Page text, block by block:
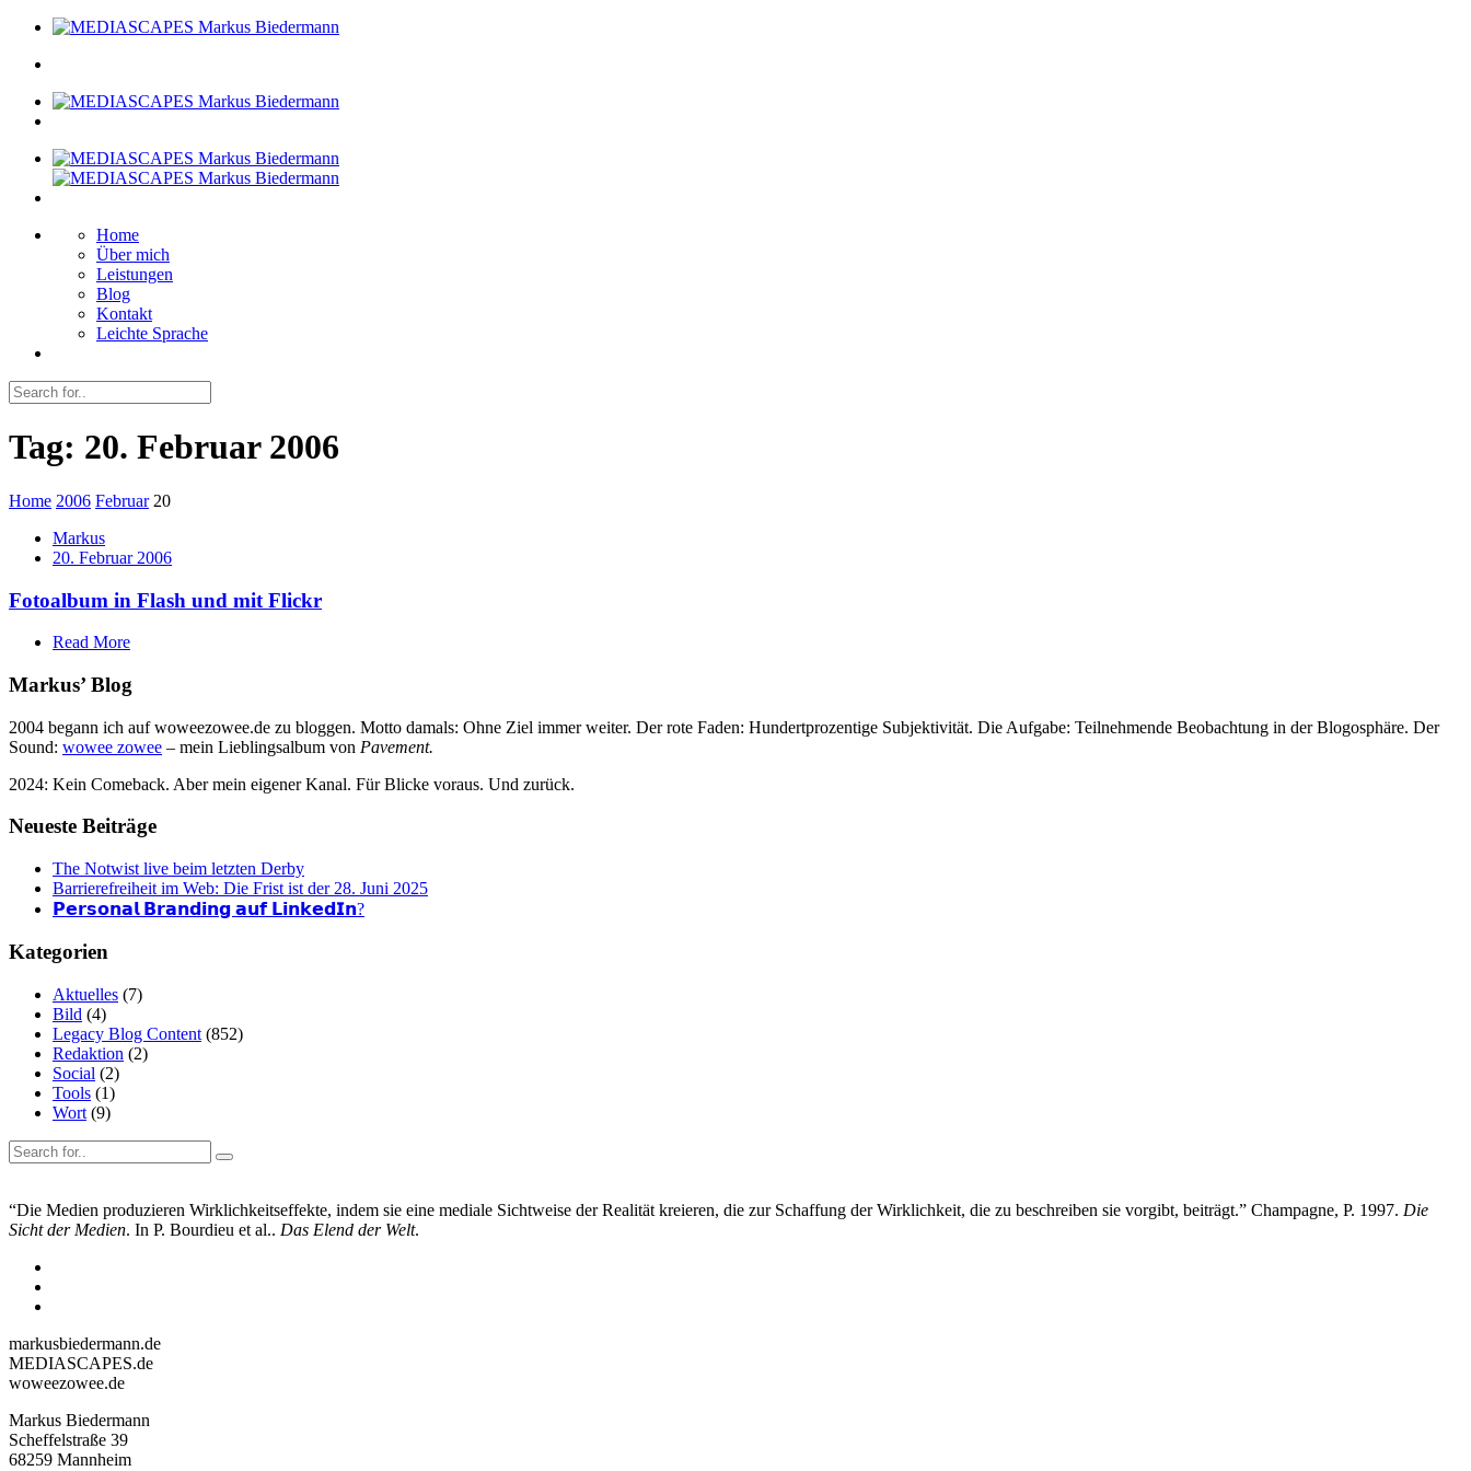
Home
Über mich
Leistungen
Blog
Kontakt
Leichte Sprache
Tag: 20. Februar 2006
Home 2006 Februar 20
Markus
20. Februar 2006
Fotoalbum in Flash und mit Flickr
Read More
Markus’ Blog
2004 begann ich auf woweezowee.de zu bloggen. Motto damals: Ohne Ziel immer weiter. Der rote Faden: Hundertprozentige Subjektivität. Die Aufgabe: Teilnehmende Beobachtung in der Blogosphäre. Der
Sound: wowee zowee – mein Lieblingsalbum von Pavement.
2024: Kein Comeback. Aber mein eigener Kanal. Für Blicke voraus. Und zurück.
Neueste Beiträge
The Notwist live beim letzten Derby
Barrierefreiheit im Web: Die Frist ist der 28. Juni 2025
𝗣𝗲𝗿𝘀𝗼𝗻𝗮𝗹 𝗕𝗿𝗮𝗻𝗱𝗶𝗻𝗴 𝗮𝘂𝗳 𝗟𝗶𝗻𝗸𝗲𝗱𝗜𝗻?
Kategorien
Aktuelles (7)
Bild (4)
Legacy Blog Content (852)
Redaktion (2)
Social (2)
Tools (1)
Wort (9)
“Die Medien produzieren Wirklichkeitseffekte, indem sie eine mediale Sichtweise der Realität kreieren, die zur Schaffung der Wirklichkeit, die zu beschreiben sie vorgibt, beiträgt.” Champagne, P. 1997. Die
Sicht der Medien. In P. Bourdieu et al.. Das Elend der Welt.
markusbiedermann.de
MEDIASCAPES.de
woweezowee.de
Markus Biedermann
Scheffelstraße 39
68259 Mannheim